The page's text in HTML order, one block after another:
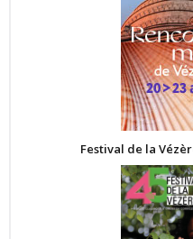
Festival de la